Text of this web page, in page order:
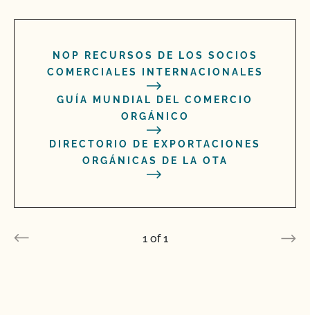
NOP RECURSOS DE LOS SOCIOS
COMERCIALES INTERNACIONALES
GUÍA MUNDIAL DEL COMERCIO
ORGÁNICO
DIRECTORIO DE EXPORTACIONES
ORGÁNICAS DE LA OTA
1 of 1